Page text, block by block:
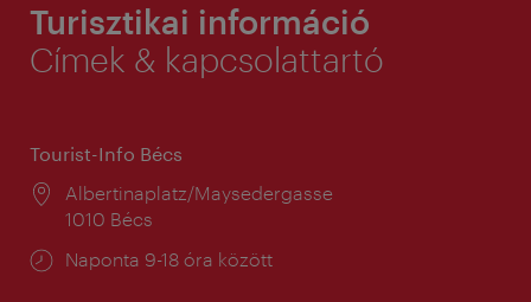
Turisztikai információ
Címek & kapcsolattartó
Tourist-Info Bécs
Helyszín:
Albertinaplatz/Maysedergasse
1010 Bécs
Nyitva
Naponta 9-18 óra között